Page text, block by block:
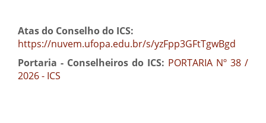
Atas do Conselho do ICS:
https://nuvem.ufopa.edu.br/s/yzFpp3GFtTgwBgd
Portaria - Conselheiros do ICS: PORTARIA Nº 38 /
2026 - ICS